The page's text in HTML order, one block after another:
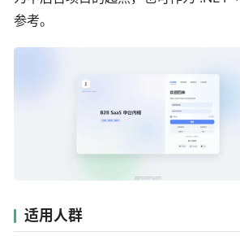
参考。
适用人群